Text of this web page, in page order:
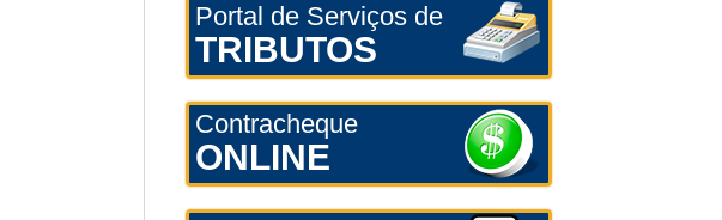
Portal de Serviços de
TRIBUTOS
Contracheque
ONLINE